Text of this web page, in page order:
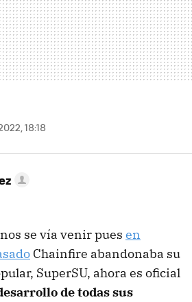
18:18
se vía venir pues en
Chainfire abandonaba su
SuperSU, ahora es oficial
de todas sus